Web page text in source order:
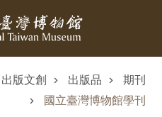
出版文創 出版品
期刊
國立臺灣博物館學刊